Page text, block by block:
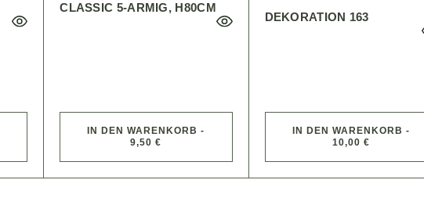
CLASSIC 5-ARMIG, H80CM
IN DEN WARENKORB -
9,50 €
DEKORATION 163
IN DEN WARENKORB -
10,00 €